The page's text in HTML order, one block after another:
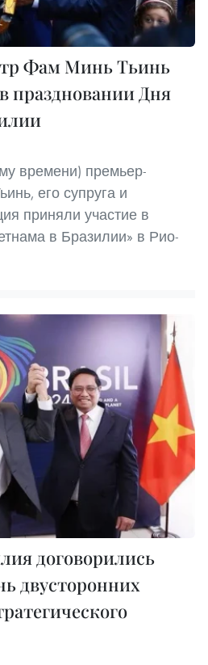
Фам Минь Тьинь
праздновании Дня
времени) премьер-
его супруга и
приняли участие в
в Бразилии» в Рио-
договорились
двусторонних